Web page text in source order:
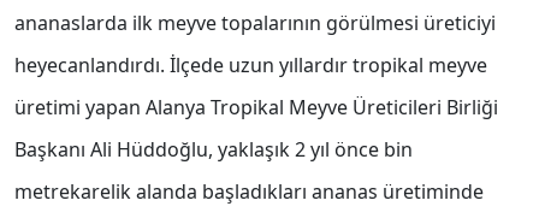
ananaslarda ilk meyve topalarının görülmesi üreticiyi
heyecanlandırdı. İlçede uzun yıllardır tropikal meyve
üretimi yapan Alanya Tropikal Meyve Üreticileri Birliği
Başkanı Ali Hüddoğlu, yaklaşık 2 yıl önce bin
metrekarelik alanda başladıkları ananas üretiminde